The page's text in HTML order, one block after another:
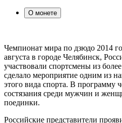
О монете
Чемпионат мира по дзюдо 2014
августа в городе Челябинск,
участвовали спортсмены из
сделало мероприятие одним из
этого вида спорта. В программу
состязания среди мужчин и
поединки.
Российские представители